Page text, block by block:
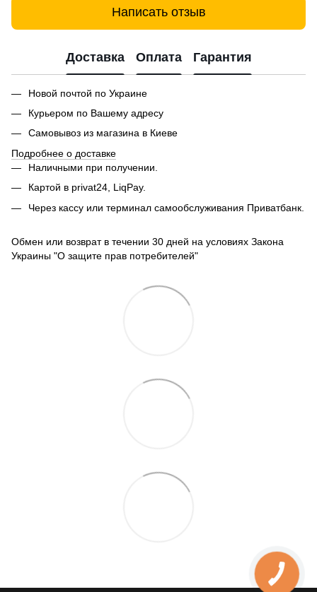
Написать отзыв
Доставка Оплата Гарантия
Новой почтой по Украине
Курьером по Вашему адресу
Самовывоз из магазина в Киеве
Подробнее о доставке
Наличными при получении.
Картой в privat24, LiqPay.
Через кассу или терминал самообслуживания Приватбанк.
Обмен или возврат в течении 30 дней на условиях Закона
Украины "О защите прав потребителей"